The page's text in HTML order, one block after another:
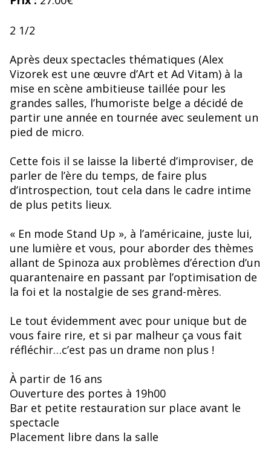
2 1/2
Après deux spectacles thématiques (Alex
Vizorek est une œuvre d’Art et Ad Vitam) à la
mise en scène ambitieuse taillée pour les
grandes salles, l’humoriste belge a décidé de
partir une année en tournée avec seulement un
pied de micro.
Cette fois il se laisse la liberté d’improviser, de
parler de l’ère du temps, de faire plus
d’introspection, tout cela dans le cadre intime
de plus petits lieux.
« En mode Stand Up », à l’américaine, juste lui,
une lumière et vous, pour aborder des thèmes
allant de Spinoza aux problèmes d’érection d’un
quarantenaire en passant par l’optimisation de
la foi et la nostalgie de ses grand-mères.
Le tout évidemment avec pour unique but de
vous faire rire, et si par malheur ça vous fait
réfléchir…c’est pas un drame non plus !
À partir de 16 ans
Ouverture des portes à 19h00
Bar et petite restauration sur place avant le
spectacle
Placement libre dans la salle